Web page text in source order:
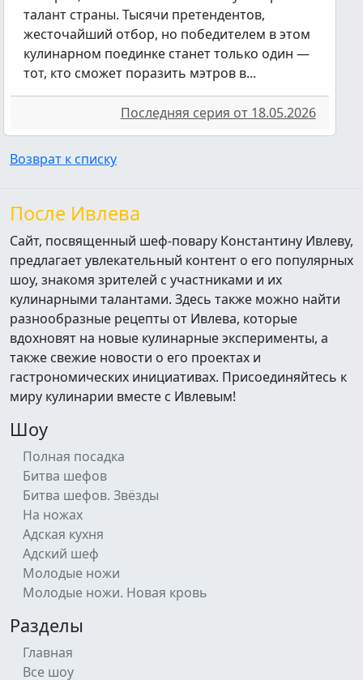
талант страны. Тысячи претендентов,
жесточайший отбор, но победителем в этом
кулинарном поединке станет только один —
тот, кто сможет поразить мэтров в...
Последняя серия от 18.05.2026
Возврат к списку
После Ивлева
Сайт, посвященный шеф-повару Константину Ивлеву,
предлагает увлекательный контент о его популярных
шоу, знакомя зрителей с участниками и их
кулинарными талантами. Здесь также можно найти
разнообразные рецепты от Ивлева, которые
вдохновят на новые кулинарные эксперименты, а
также свежие новости о его проектах и
гастрономических инициативах. Присоединяйтесь к
миру кулинарии вместе с Ивлевым!
Шоу
Полная посадка
Битва шефов
Битва шефов. Звёзды
На ножах
Адская кухня
Адский шеф
Молодые ножи
Молодые ножи. Новая кровь
Разделы
Главная
Все шоу